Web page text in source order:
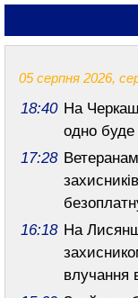
05 серпня 2026,
18:40 На
одно буде
17:28
16:18 На
влучання